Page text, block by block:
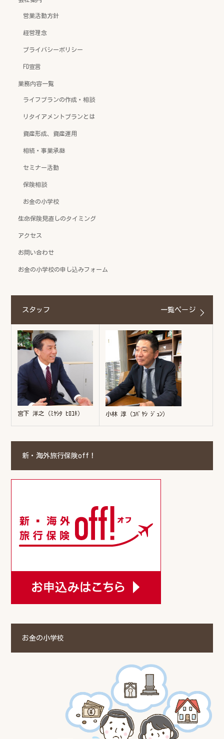
営業活動方針
経営理念
プライバシーポリシー
FD宣言
業務内容一覧
ライフプランの作成・相談
リタイアメントプランとは
資産形成、資産運用
相続・事業承継
セミナー活動
保険相談
お金の小学校
生命保険見直しのタイミング
アクセス
お問い合わせ
お金の小学校の申し込みフォーム
スタッフ 一覧ページ
宮下 洋之（ﾐﾔｼﾀ ﾋﾛﾕｷ） 小林 淳（ｺﾊﾞﾔｼ ｼﾞｭﾝ）
新・海外旅行保険off！
お金の小学校